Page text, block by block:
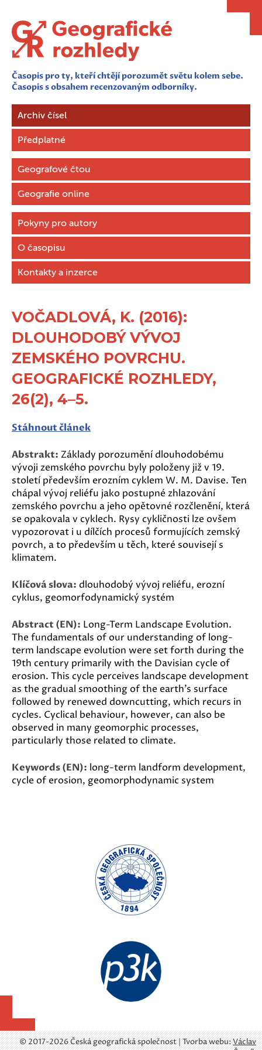
Časopis pro ty, kteří chtějí porozumět světu kolem sebe.
Časopis s obsahem recenzovaným odborníky.
Archiv čísel
Předplatné
Geografové čtou
Geografie online
Pokyny pro autory
O časopisu
Kontakty a inzerce
VOČADLOVÁ, K. (2016):
DLOUHODOBÝ VÝVOJ
ZEMSKÉHO POVRCHU.
GEOGRAFICKÉ ROZHLEDY,
26(2), 4–5.
Stáhnout článek
Abstrakt: Základy porozumění dlouhodobému
vývoji zemského povrchu byly položeny již v 19.
století především erozním cyklem W. M. Davise. Ten
chápal vývoj reliéfu jako postupné zhlazování
zemského povrchu a jeho opětovné rozčlenění, která
se opakovala v cyklech. Rysy cykličnosti lze ovšem
vypozorovat i u dílčích procesů formujících zemský
povrch, a to především u těch, které souvisejí s
klimatem.
Klíčová slova: dlouhodobý vývoj reliéfu, erozní
cyklus, geomorfodynamický systém
Abstract (EN): Long-Term Landscape Evolution.
The fundamentals of our understanding of long-
term landscape evolution were set forth during the
19th century primarily with the Davisian cycle of
erosion. This cycle perceives landscape development
as the gradual smoothing of the earth’s surface
followed by renewed downcutting, which recurs in
cycles. Cyclical behaviour, however, can also be
observed in many geomorphic processes,
particularly those related to climate.
Keywords (EN): long-term landform development,
cycle of erosion, geomorphodynamic system
© 2017-2026 Česká geografická společnost | Tvorba webu:Václav